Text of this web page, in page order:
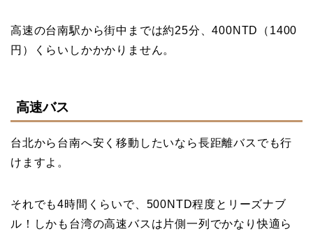
高速の台南駅から街中までは約25分、400NTD（1400
円）くらいしかかかりません。
高速バス
台北から台南へ安く移動したいなら長距離バスでも行
けますよ。
それでも4時間くらいで、500NTD程度とリーズナブ
ル！しかも台湾の高速バスは片側一列でかなり快適ら